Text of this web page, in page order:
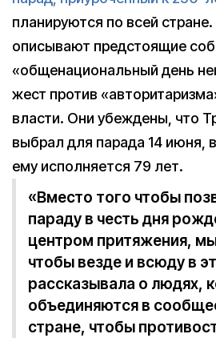
планируются по всей
описывают предстоящие
«общенациональный день
жест против
власти. Они убеждены, что
выбрал для парада 14 июня,
ему исполняется 79 лет.
«Вместо того чтобы
параду в честь дня
центром притяжения,
чтобы везде и всюду в
рассказывала о людях,
объединяются в
стране, чтобы